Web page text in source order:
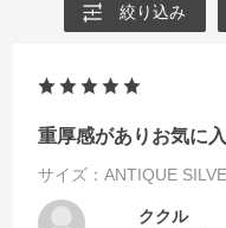
絞り込み
重厚感がありお気に入
サイズ：ANTIQUE
ククル